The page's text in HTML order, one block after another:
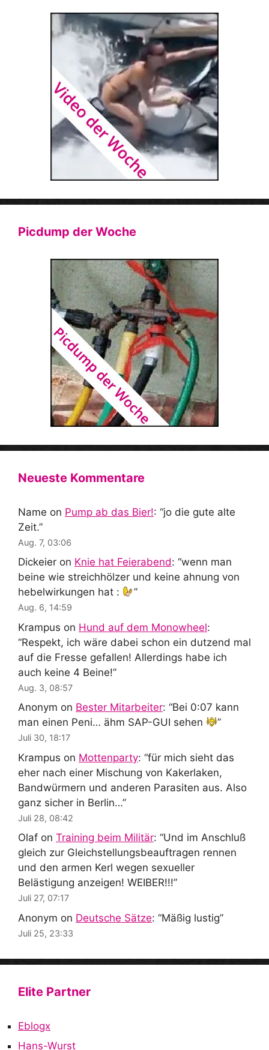
Picdump der Woche
Neueste Kommentare
Name on Pump ab das Bier!: “jo die gute alte
Zeit.”
Aug. 7, 03:06
Dickeier on Knie hat Feierabend: “wenn man
beine wie streichhölzer und keine ahnung von
hebelwirkungen hat :
”
Aug. 6, 14:59
Krampus on Hund auf dem Monowheel:
“Respekt, ich wäre dabei schon ein dutzend mal
auf die Fresse gefallen! Allerdings habe ich
auch keine 4 Beine!”
Aug. 3, 08:57
Anonym on Bester Mitarbeiter: “Bei 0:07 kann
man einen Peni… ähm SAP-GUI sehen
”
Juli 30, 18:17
Krampus on Mottenparty: “für mich sieht das
eher nach einer Mischung von Kakerlaken,
Bandwürmern und anderen Parasiten aus. Also
ganz sicher in Berlin…”
Juli 28, 08:42
Olaf on Training beim Militär: “Und im Anschluß
gleich zur Gleichstellungsbeauftragen rennen
und den armen Kerl wegen sexueller
Belästigung anzeigen! WEIBER!!!”
Juli 27, 07:17
Anonym on Deutsche Sätze: “Mäßig lustig”
Juli 25, 23:33
Elite Partner
Eblogx
Hans-Wurst